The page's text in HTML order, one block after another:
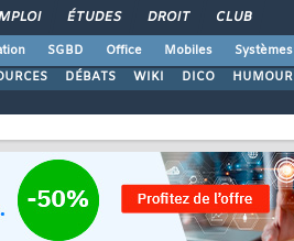
ÉTUDES DROIT CLUB
SGBD Office Mobiles
Systèmes
DÉBATS WIKI DICO HUMOUR